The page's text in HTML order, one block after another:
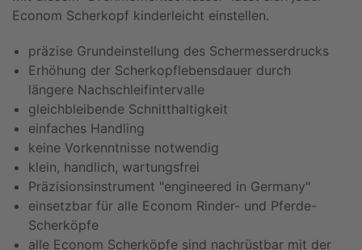
Econom Scherkopf kinderleicht einstellen.
präzise Grundeinstellung des Schermesserdrucks
Erhöhung der Scherkopflebensdauer durch
längere Nachschleifintervalle
gleichbleibende Schnitthaltigkeit
einfaches Handling
keine Vorkenntnisse notwendig
klein, handlich, wartungsfrei
Präzisionsinstrument "engineered in Germany"
einsetzbar für alle Econom Rinder- und Pferde-
Scherköpfe
alle Econom Scherköpfe sind nachrüstbar mit der